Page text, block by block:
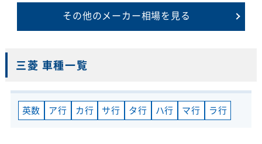
その他のメーカー相場を見る
三菱 車種一覧
英数 ア行 カ行 サ行 タ行 ハ行 マ行 ラ行